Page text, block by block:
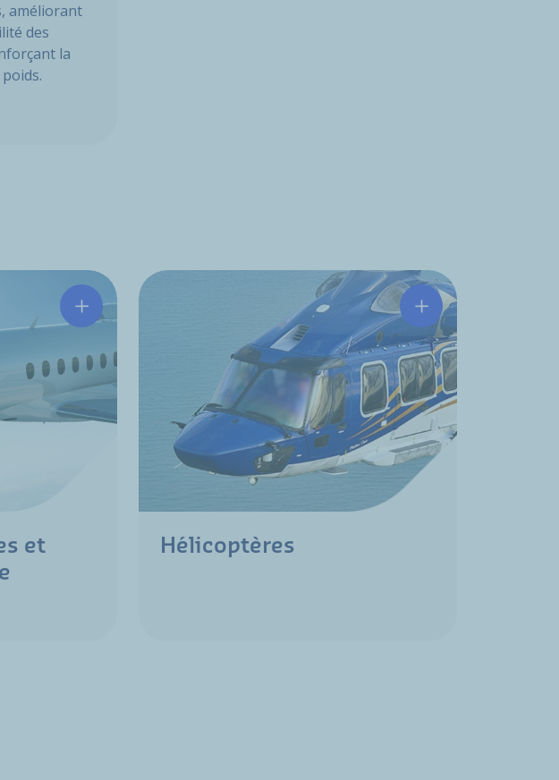
améliorant
des
la
et
Hélicoptères